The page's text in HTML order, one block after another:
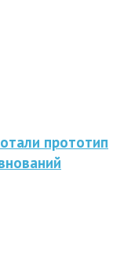
прототип